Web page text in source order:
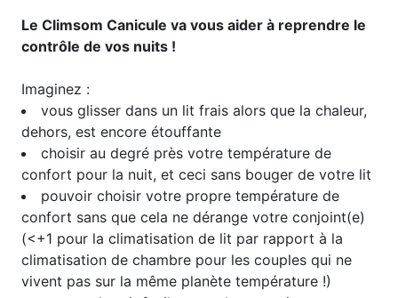
Le Climsom Canicule va vous aider à reprendre le
contrôle de vos nuits !
Imaginez :
vous glisser dans un lit frais alors que la chaleur,
dehors, est encore étouffante
choisir au degré près votre température de
confort pour la nuit, et ceci sans bouger de votre lit
pouvoir choisir votre propre température de
confort sans que cela ne dérange votre conjoint(e)
(<+1 pour la climatisation de lit par rapport à la
climatisation de chambre pour les couples qui ne
vivent pas sur la même planète température !)